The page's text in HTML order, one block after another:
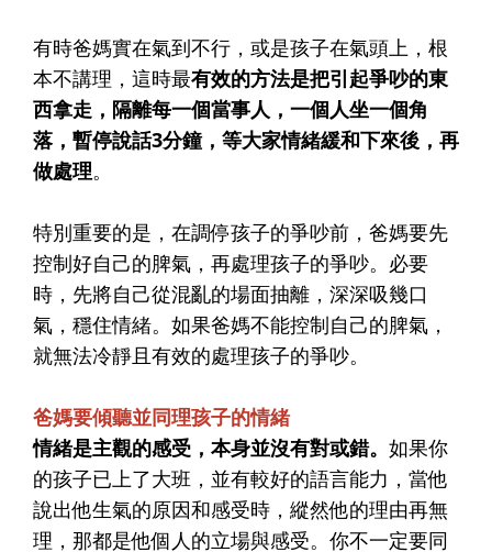
有時爸媽實在氣到不行，或是孩子在氣頭上，根
本不講理，這時最有效的方法是把引起爭吵的東
西拿走，隔離每一個當事人，一個人坐一個角
落，暫停說話3分鐘，等大家情緒緩和下來後，再
做處理。
特別重要的是，在調停孩子的爭吵前，爸媽要先
控制好自己的脾氣，再處理孩子的爭吵。必要
時，先將自己從混亂的場面抽離，深深吸幾口
氣，穩住情緒。如果爸媽不能控制自己的脾氣，
就無法冷靜且有效的處理孩子的爭吵。
爸媽要傾聽並同理孩子的情緒
情緒是主觀的感受，本身並沒有對或錯。 如果你
的孩子已上了大班，並有較好的語言能力，當他
說出他生氣的原因和感受時，縱然他的理由再無
理，那都是他個人的立場與感受。你不一定要同